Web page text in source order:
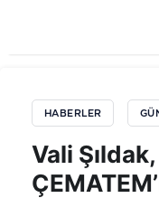
HABERLER
Vali